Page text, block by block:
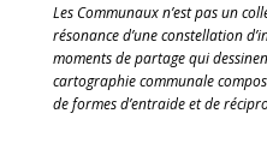
Les Communaux n’est pas un
résonance d’une constellation
moments de partage qui
cartographie communale
de formes d’entraide et de